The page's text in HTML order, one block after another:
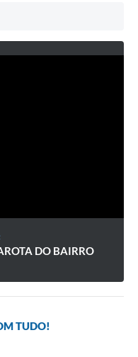
DO BAIRRO
TUDO!